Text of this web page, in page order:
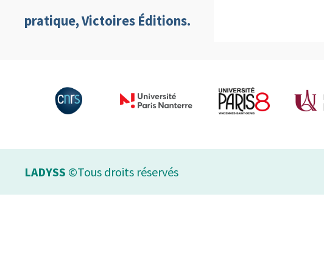
pratique, Victoires Éditions.
LADYSS ©Tous droits réservés